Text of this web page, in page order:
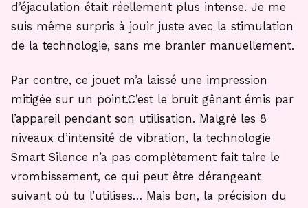
d’éjaculation était réellement plus intense. Je me
suis même surpris à jouir juste avec la stimulation
de la technologie, sans me branler manuellement.
Par contre, ce jouet m’a laissé une impression
mitigée sur un point.C’est le bruit gênant émis par
l’appareil pendant son utilisation. Malgré les 8
niveaux d’intensité de vibration, la technologie
Smart Silence n’a pas complètement fait taire le
vrombissement, ce qui peut être dérangeant
suivant où tu l’utilises… Mais bon, la précision du